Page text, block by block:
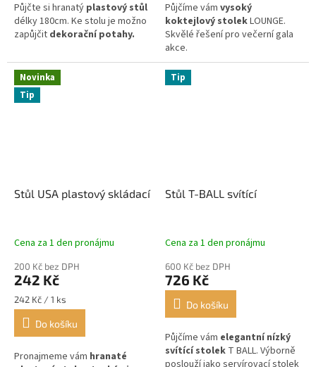
Půjčte si hranatý plastový stůl
délky 180cm. Ke stolu je možno
zapůjčit dekorační potahy.
Půjčíme vám vysoký
koktejlový stolekLOUNGE.
Skvělé řešení pro večerní gala
akce.
Novinka
Tip
Stůl USA plastový skládací
Cena za 1 den pronájmu
200 Kč bez DPH
242 Kč
Měrná
cena:
242 Kč / 1 ks
Do košíku
Pronajmeme vám hranaté
Tip
Stůl T-BALL svítící
Cena za 1 den pronájmu
600 Kč bez DPH
726 Kč
Do košíku
Půjčíme vám elegantní nízký
svítící stolek T BALL. Výborně
poslouží jako servírovací stolek